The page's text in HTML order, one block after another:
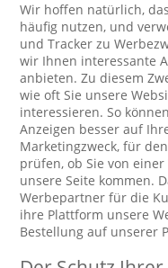
Wir hoffen natürlich,
häufig nutzen, und
und Tracker zu
wir Ihnen interessante
anbieten. Zu diesem
wie oft Sie unsere
interessieren. So
Anzeigen besser auf
Marketingzweck, für
prüfen, ob Sie von
unsere Seite kommen.
Werbepartner für die
ihre Plattform unsere
Bestellung auf unserer